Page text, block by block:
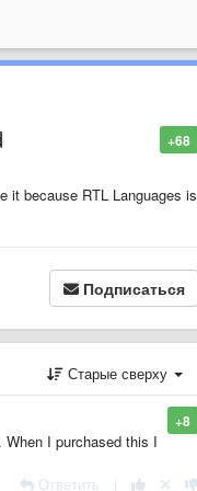
+68
it because RTL Languages is
Подписаться
Старые сверху
+8
I purchased this I
Ответить